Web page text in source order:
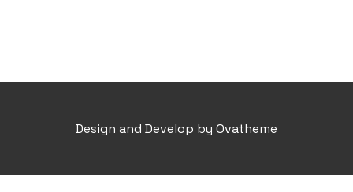
Design and Develop by Ovatheme